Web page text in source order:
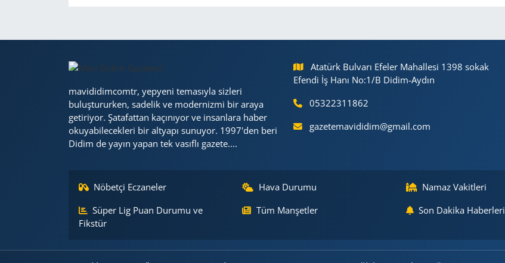
mavididimcomtr, yepyeni temasıyla sizleri
buluştururken, sadelik ve modernizmi bir araya
getiriyor. Şatafattan kaçınıyor ve insanlara haber
okuyabilecekleri bir altyapı sunuyor. 1997'den beri
Didim de yayın yapan tek vasıflı gazete....
Atatürk Bulvarı Efeler Mahallesi 1398 sokak
Efendi İş Hanı No:1/B Didim-Aydın
05322311862
gazetemavididim@gmail.com
Nöbetçi Eczaneler Hava Durumu Namaz Vakitleri
Süper Lig Puan Durumu ve
Fikstür
Tüm Manşetler Son Dakika Haberleri